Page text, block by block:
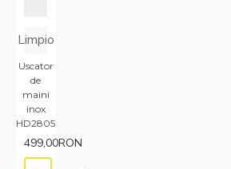
Limpio
Uscator
de
maini
inox
HD2805
499,00RON